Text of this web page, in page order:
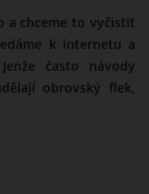
a chceme to vyčistit
k internetu a
často návody
obrovský flek,